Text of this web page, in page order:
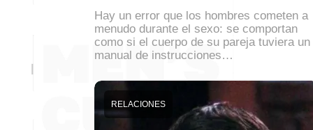
Hay un error que los hombres cometen a
menudo durante el sexo: se comportan
como si el cuerpo de su pareja tuviera un
manual de instrucciones…
RELACIONES